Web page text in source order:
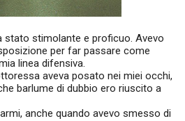
stato stimolante e proficuo. Avevo
per far passare come
linea difensiva.
aveva posato nei miei occhi,
barlume di dubbio ero riuscito a
anche quando avevo smesso di